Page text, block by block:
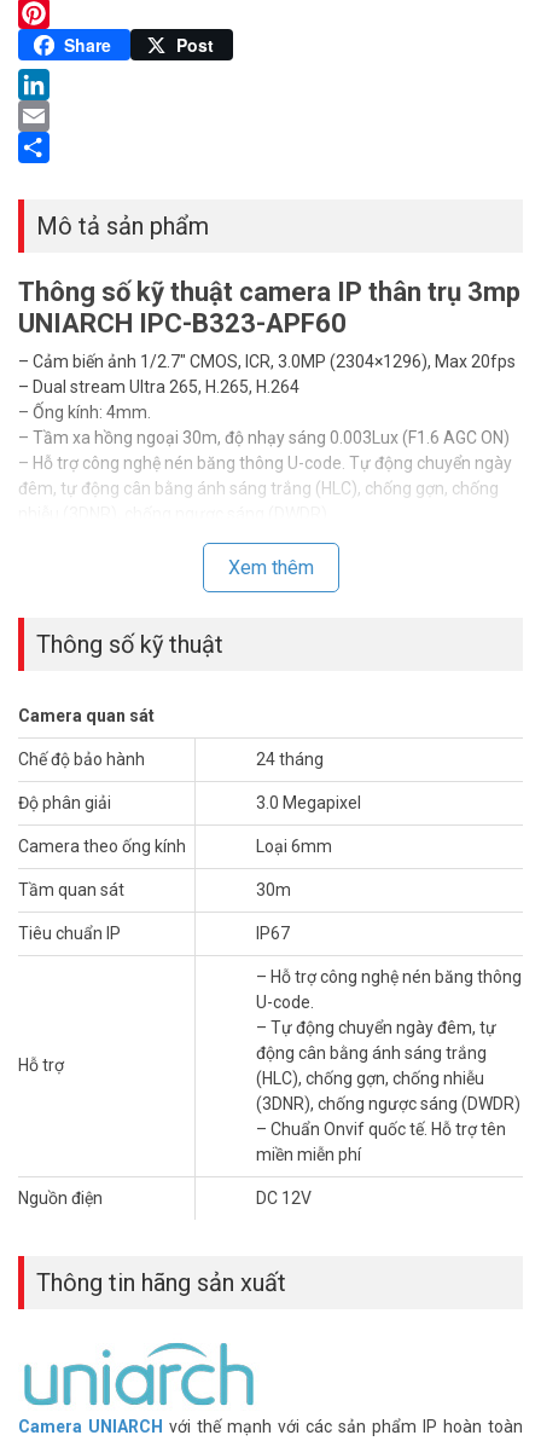
Twitter
Pinterest
Share Post
LinkedIn
Email
Mô tả sản phẩm
Thông số kỹ thuật camera IP thân trụ 3mp
UNIARCH IPC-B323-APF60
– Cảm biến ảnh 1/2.7″ CMOS, ICR, 3.0MP (2304×1296), Max 20fps
– Dual stream Ultra 265, H.265, H.264
– Ống kính: 4mm.
– Tầm xa hồng ngoại 30m, độ nhạy sáng 0.003Lux (F1.6 AGC ON)
– Hỗ trợ công nghệ nén băng thông U-code. Tự động chuyển ngày
đêm, tự động cân bằng ánh sáng trắng (HLC), chống gợn, chống
– Chuẩn Onvif quốc tế. Hỗ trợ tên miền miễn phí
– Nhiệt độ hoạt động -30°C ~ 60°C (-22°F ~ 140°F)
– Nguồn cấp DC12V( ± 25% ) và PoE
– Vỏ nhựa lõi sắt
– Xuất xứ: Trung Quốc.
Để cập nhật thông tin giá camera UNIARCH IPC-B323-APF60 mới
nhất, quý khách hàng vui lòng liên hệ HOTLINE 1900 9259 để được
hỗ trợ tốt nhất. Tham khảo thêm thông tin tạiFacebook
Vuhoangtelecom
Xem thêm
Thông số kỹ thuật
Camera quan sát
Chế độ bảo hành 24 tháng
Độ phân giải 3.0 Megapixel
Camera theo ống kính Loại 6mm
Tầm quan sát 30m
Tiêu chuẩn IP IP67
Hỗ trợ
– Hỗ trợ công nghệ nén băng thông
U-code.
– Tự động chuyển ngày đêm, tự
động cân bằng ánh sáng trắng
(HLC), chống gợn, chống nhiễu
(3DNR), chống ngược sáng (DWDR)
– Chuẩn Onvif quốc tế. Hỗ trợ tên
miền miễn phí
Nguồn điện DC 12V
Thông tin hãng sản xuất
Camera UNIARCH với thế mạnh với các sản phẩm IP hoàn toàn